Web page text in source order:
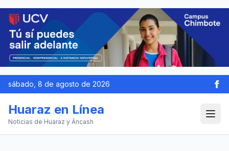
sábado, 8 de agosto de 2026
Huaraz en Línea
Noticias de Huaraz y Áncash